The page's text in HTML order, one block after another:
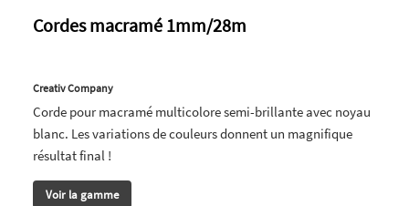
Cordes macramé 1mm/28m
Creativ Company
Corde pour macramé multicolore semi-brillante avec noyau
blanc. Les variations de couleurs donnent un magnifique
résultat final !
Voir la gamme